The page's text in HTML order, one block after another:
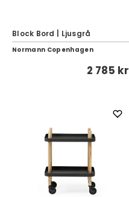
Block Bord | Ljusgrå
Normann Copenhagen
2 785 kr